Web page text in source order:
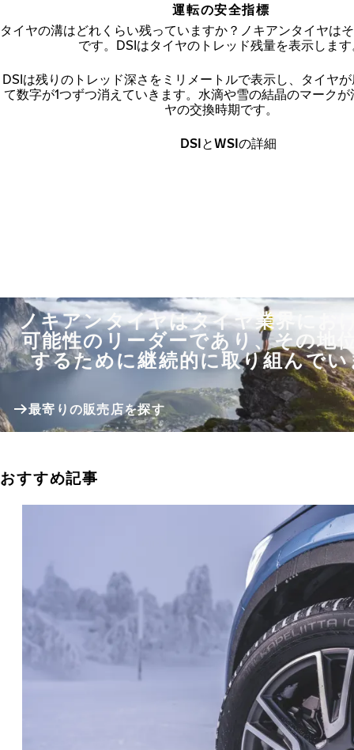
運転の安全指標
タイヤの溝はどれくらい残っていますか？ノキアンタイヤは
です。DSIはタイヤのトレッド残量を表示しま
DSIは残りのトレッド深さをミリメートルで表示し、タイヤ
て数字が1つずつ消えていきます。水滴や雪の結晶のマーク
ヤの交換時期です。
DSIとWSIの詳細
ノキアンタイヤはタイヤ業界にお
可能性のリーダーであり、その地
するために継続的に取り組んでい
最寄りの販売店を探す
おすすめ記事